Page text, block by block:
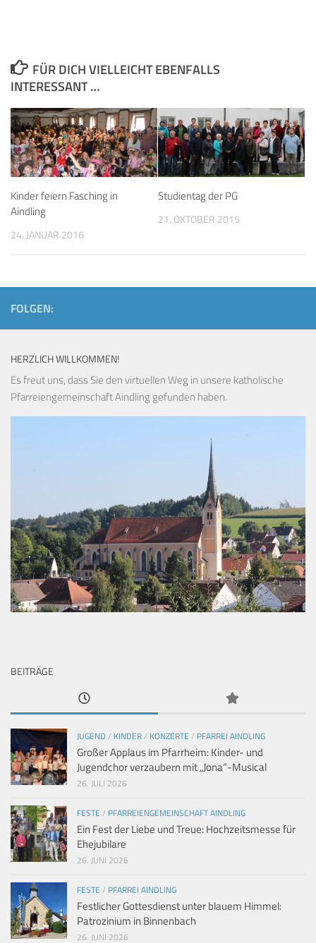
FÜR DICH VIELLEICHT EBENFALLS
INTERESSANT …
Kinder feiern Fasching in
Aindling
24. JANUAR 2016
Studientag der PG
21. OKTOBER 2015
FOLGEN:
HERZLICH WILLKOMMEN!
Es freut uns, dass Sie den virtuellen Weg in unsere katholische
Pfarreiengemeinschaft Aindling gefunden haben.
BEITRÄGE
JUGEND / KINDER/ KONZERTE / PFARREI AINDLING
Großer Applaus im Pfarrheim: Kinder- und
Jugendchor verzaubern mit „Jona“-Musical
26. JULI 2026
FESTE / PFARREIENGEMEINSCHAFT AINDLING
Ein Fest der Liebe und Treue: Hochzeitsmesse für
Ehejubilare
26. JUNI 2026
FESTE / PFARREI AINDLING
Festlicher Gottesdienst unter blauem Himmel:
Patrozinium in Binnenbach
26. JUNI 2026